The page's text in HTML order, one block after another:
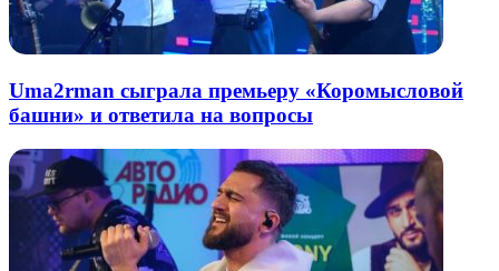
Uma2rman сыграла премьеру «Коромысловой
башни» и ответила на вопросы